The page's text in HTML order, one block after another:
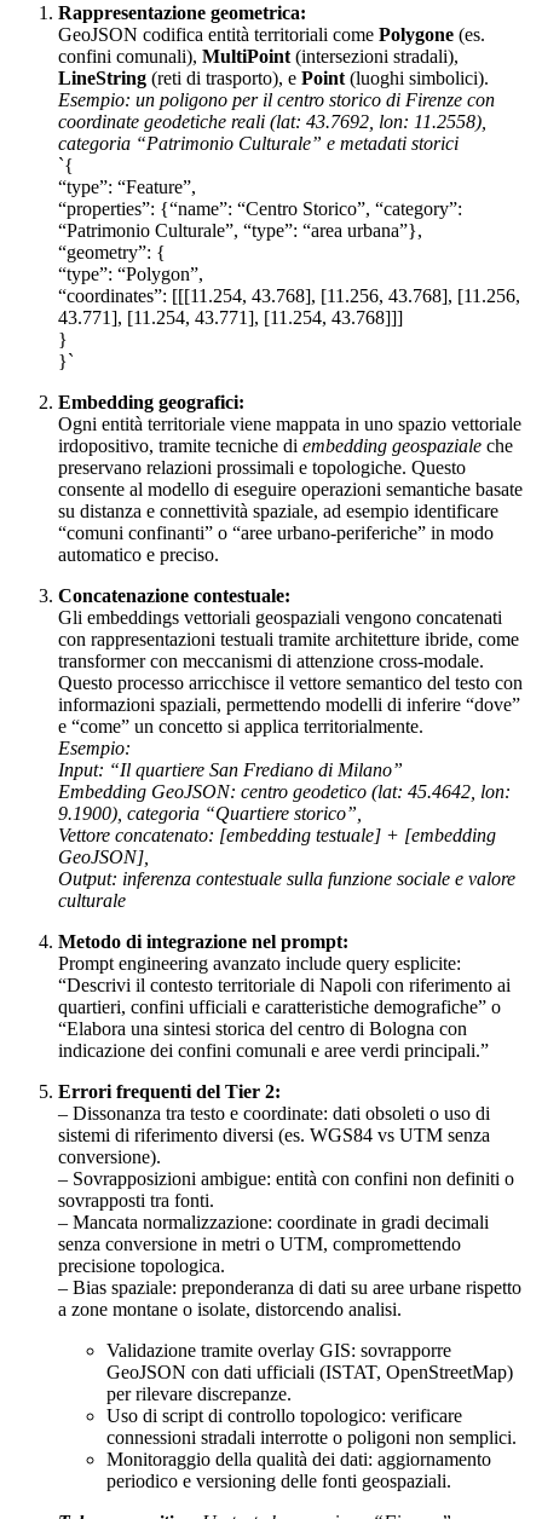
Rappresentazione geometrica:
GeoJSON codifica entità territoriali come Polygone (es.
confini comunali), MultiPoint (intersezioni stradali),
LineString (reti di trasporto), e Point (luoghi simbolici).
Esempio: un poligono per il centro storico di Firenze con
coordinate geodetiche reali (lat: 43.7692, lon: 11.2558),
categoria “Patrimonio Culturale” e metadati storici
`{
“type”: “Feature”,
“properties”: {“name”: “Centro Storico”, “category”:
“Patrimonio Culturale”, “type”: “area urbana”},
“geometry”: {
“type”: “Polygon”,
“coordinates”: [[[11.254, 43.768], [11.256, 43.768], [11.256,
43.771], [11.254, 43.771], [11.254, 43.768]]]
}
}`
Embedding geografici:
Ogni entità territoriale viene mappata in uno spazio vettoriale
irdopositivo, tramite tecniche di embedding geospaziale che
preservano relazioni prossimali e topologiche. Questo
consente al modello di eseguire operazioni semantiche basate
su distanza e connettività spaziale, ad esempio identificare
“comuni confinanti” o “aree urbano-periferiche” in modo
automatico e preciso.
Concatenazione contestuale:
Gli embeddings vettoriali geospaziali vengono concatenati
con rappresentazioni testuali tramite architetture ibride, come
transformer con meccanismi di attenzione cross-modale.
Questo processo arricchisce il vettore semantico del testo con
informazioni spaziali, permettendo modelli di inferire “dove”
e “come” un concetto si applica territorialmente.
Esempio:
Input: “Il quartiere San Frediano di Milano”
Embedding GeoJSON: centro geodetico (lat: 45.4642, lon:
9.1900), categoria “Quartiere storico”,
Vettore concatenato: [embedding testuale] + [embedding
GeoJSON],
Output: inferenza contestuale sulla funzione sociale e valore
culturale
Metodo di integrazione nel prompt:
Prompt engineering avanzato include query esplicite:
“Descrivi il contesto territoriale di Napoli con riferimento ai
quartieri, confini ufficiali e caratteristiche demografiche” o
“Elabora una sintesi storica del centro di Bologna con
indicazione dei confini comunali e aree verdi principali.”
Errori frequenti del Tier 2:
– Dissonanza tra testo e coordinate: dati obsoleti o uso di
sistemi di riferimento diversi (es. WGS84 vs UTM senza
conversione).
– Sovrapposizioni ambigue: entità con confini non definiti o
sovrapposti tra fonti.
– Mancata normalizzazione: coordinate in gradi decimali
senza conversione in metri o UTM, compromettendo
precisione topologica.
– Bias spaziale: preponderanza di dati su aree urbane rispetto
a zone montane o isolate, distorcendo analisi.
Validazione tramite overlay GIS: sovrapporre
GeoJSON con dati ufficiali (ISTAT, OpenStreetMap)
per rilevare discrepanze.
Uso di script di controllo topologico: verificare
connessioni stradali interrotte o poligoni non semplici.
Monitoraggio della qualità dei dati: aggiornamento
periodico e versioning delle fonti geospaziali.